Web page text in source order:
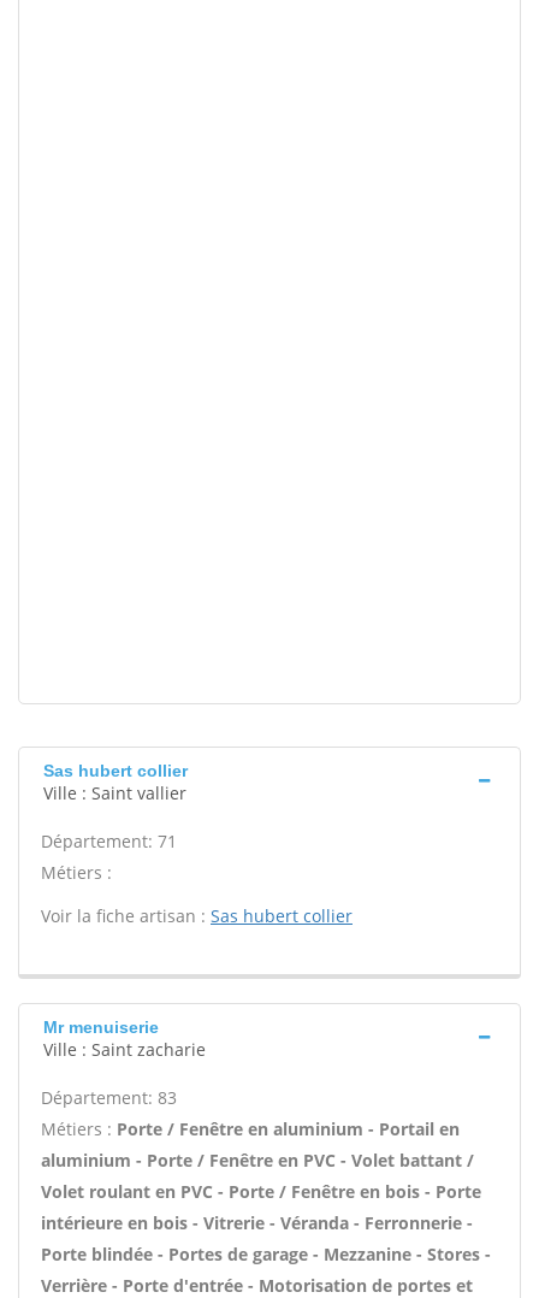
Sas hubert collier
Ville : Saint vallier
Département: 71
Métiers :
Voir la fiche artisan : Sas hubert collier
Mr menuiserie
Ville : Saint zacharie
Département: 83
Métiers : Porte / Fenêtre en aluminium - Portail en
aluminium - Porte / Fenêtre en PVC - Volet battant /
Volet roulant en PVC - Porte / Fenêtre en bois - Porte
intérieure en bois - Vitrerie - Véranda - Ferronnerie -
Porte blindée - Portes de garage - Mezzanine - Stores -
Verrière - Porte d'entrée - Motorisation de portes et